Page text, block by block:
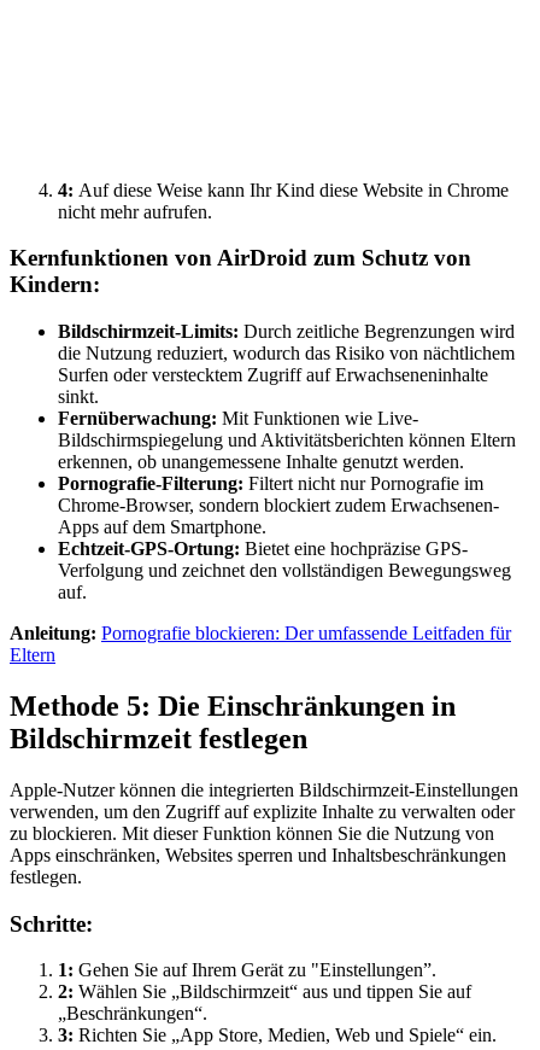
4: Auf diese Weise kann Ihr Kind diese Website in Chrome
nicht mehr aufrufen.
Kernfunktionen von AirDroid zum Schutz von
Kindern:
Bildschirmzeit-Limits: Durch zeitliche Begrenzungen wird
die Nutzung reduziert, wodurch das Risiko von nächtlichem
Surfen oder verstecktem Zugriff auf Erwachseneninhalte
sinkt.
Fernüberwachung: Mit Funktionen wie Live-
Bildschirmspiegelung und Aktivitätsberichten können Eltern
erkennen, ob unangemessene Inhalte genutzt werden.
Pornografie-Filterung: Filtert nicht nur Pornografie im
Chrome-Browser, sondern blockiert zudem Erwachsenen-
Apps auf dem Smartphone.
Echtzeit-GPS-Ortung: Bietet eine hochpräzise GPS-
Verfolgung und zeichnet den vollständigen Bewegungsweg
auf.
Anleitung: Pornografie blockieren: Der umfassende Leitfaden für
Eltern
Methode 5: Die Einschränkungen in
Bildschirmzeit festlegen
Apple-Nutzer können die integrierten Bildschirmzeit-Einstellungen
verwenden, um den Zugriff auf explizite Inhalte zu verwalten oder
zu blockieren. Mit dieser Funktion können Sie die Nutzung von
Apps einschränken, Websites sperren und Inhaltsbeschränkungen
festlegen.
Schritte:
1: Gehen Sie auf Ihrem Gerät zu "Einstellungen”.
2: Wählen Sie „Bildschirmzeit“ aus und tippen Sie auf
„Beschränkungen“.
3: Richten Sie „App Store, Medien, Web und Spiele“ ein.